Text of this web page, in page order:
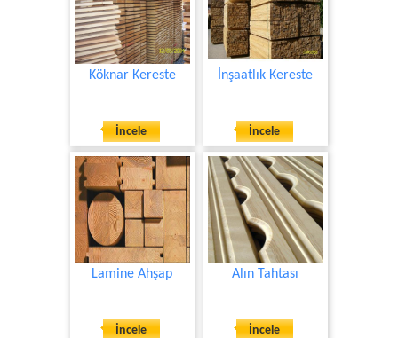
Köknar Kereste
İncele
İnşaatlık Kereste
İncele
Lamine Ahşap
İncele
Alın Tahtası
İncele